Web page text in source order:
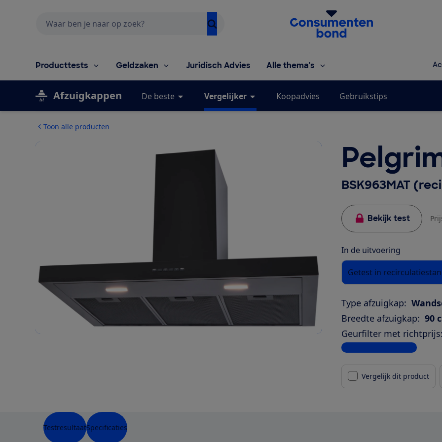
Homepage van de Consumentenbond
Producttests Geldzaken Juridisch Advies Alle thema's
Afzuigkappen De beste Vergelijker Koopadvies Gebruikstips
Toon alle producten
BSK963MAT
Bekijk test
In de uitvoering
Getest in
Type afzuigkap:
Breedte afzuigkap: 90
Geurfilter met
Bekijk alle specificaties
Vergelijk dit product
TestresultaatSpecificaties